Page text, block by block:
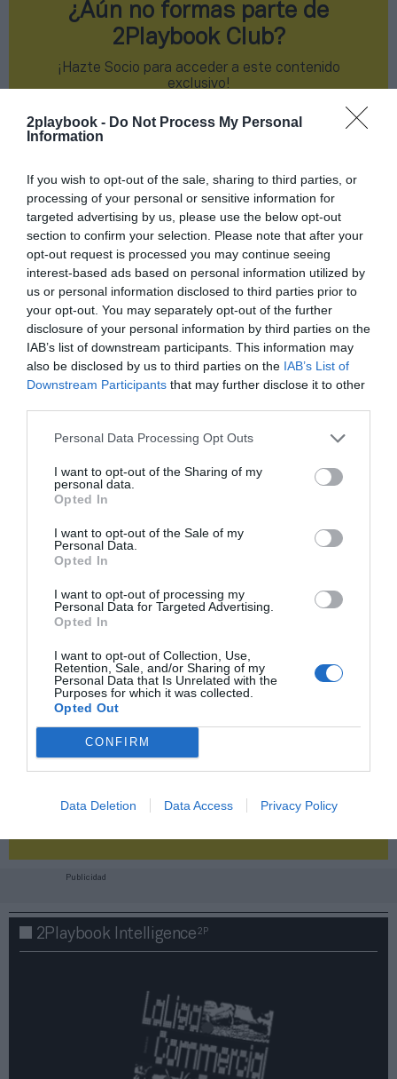
2playbook - Do Not Process My Personal
Information
If you wish to opt-out of the sale, sharing to third parties, or
processing of your personal or sensitive information for
targeted advertising by us, please use the below opt-out
section to confirm your selection. Please note that after your
opt-out request is processed you may continue seeing
interest-based ads based on personal information utilized by
us or personal information disclosed to third parties prior to
your opt-out. You may separately opt-out of the further
disclosure of your personal information by third parties on the
IAB’s list of downstream participants. This information may
also be disclosed by us to third parties on the IAB’s List of
Downstream Participants that may further disclose it to other
Personal Data Processing Opt Outs
I want to opt-out of the Sharing of my
personal data.
Opted In
I want to opt-out of the Sale of my
Personal Data.
Opted In
I want to opt-out of processing my
Personal Data for Targeted Advertising.
Opted In
I want to opt-out of Collection, Use,
Retention, Sale, and/or Sharing of my
Personal Data that Is Unrelated with the
Purposes for which it was collected.
Opted Out
CONFIRM
Data Deletion Data Access Privacy Policy
Índex2P
Joventut
Joma
¿Aún no formas parte de
2Playbook Club?
¡Hazte Socio para acceder a este contenido
exclusivo!
¡Suscríbete! Inicia sesión
Compartir
¡Haz click aquí y accede sin límites a contenidos
Publicidad
2Playbook Intelligence2P